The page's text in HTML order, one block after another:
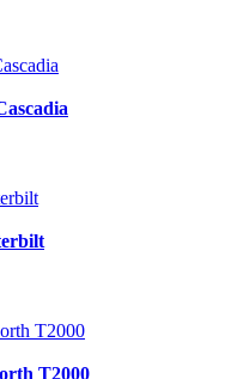
T2000